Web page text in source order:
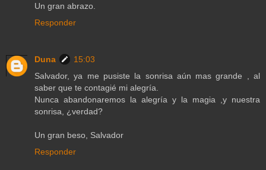
Un gran abrazo.
Responder
Duna
15:03
Salvador, ya me pusiste la sonrisa aún mas grande , al
saber que te contagié mi alegría.
Nunca abandonaremos la alegría y la magia ,y nuestra
sonrisa, ¿verdad?
Un gran beso, Salvador
Responder